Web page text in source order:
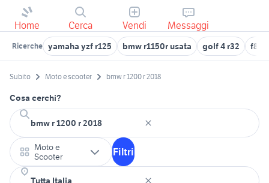
Home Cerca Vendi Messaggi
Ricerche yamaha yzf r125 bmw r1150r usata golf 4 r32
Subito Moto e scooter bmw r 1200 r 2018
Cosa cerchi?
Moto e
Scooter
Filtri